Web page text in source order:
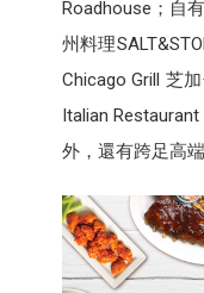
Roadhouse；自
州料理
Chicago Grill 芝
Italian
外，還有跨足高